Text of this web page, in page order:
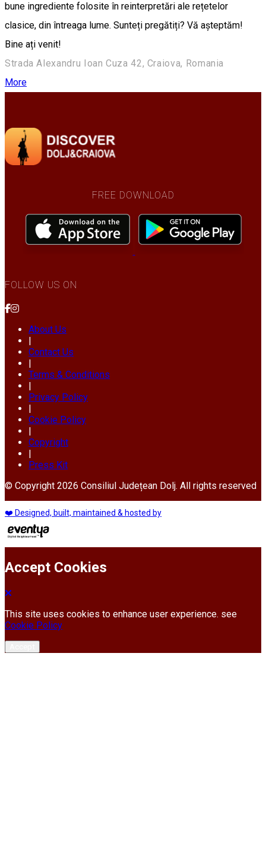
bune ingrediente folosite în reinterpretări ale rețetelor
clasice, din întreaga lume. Sunteți pregătiți? Vă așteptăm!
Bine ați venit!
Strada Alexandru Ioan Cuza 42, Craiova, Romania
More
FREE DOWNLOAD
FOLLOW US ON
About Us
|
Contact Us
|
Terms & Conditions
|
Privacy Policy
|
Cookie Policy
|
Copyright
|
Press Kit
© Copyright 2026 Consiliul Județean Dolj. All rights reserved
❤️ Designed, built, maintained & hosted by
Accept Cookies
This site uses cookies to enhance user experience. see
Cookie Policy